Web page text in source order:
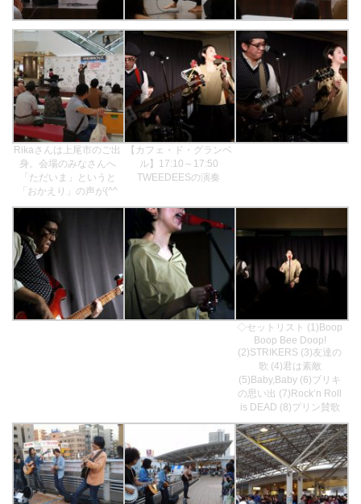
Rikaさんは上尾市のご出
身。会場のみなさんへ
「ただいま」というと
「おかえり」の声が(^^
【カフェ・ド・グランベ
ル】17:10～17:50
TWEEDEESの演奏
◇セットリスト (1)Boop
Boop Bee Doop!
(2)STRIKERS (3)友達の
歌 (4)君は素敵
(5)Baby,Baby (6)ブリキ
の思い出 (7)Rock’n Roll
is DEAD (8)プリン賛歌